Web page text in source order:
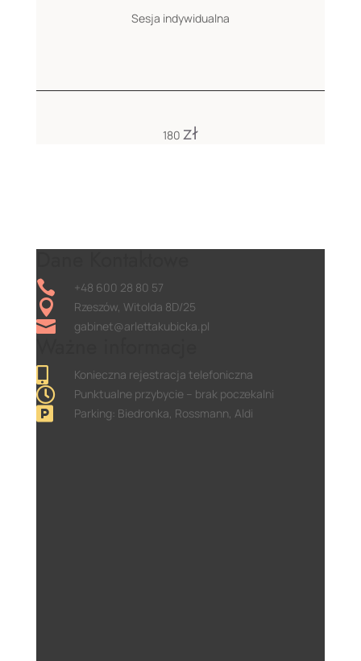
Sesja indywidualna
180 zł
Dane Kontaktowe
 +48 600 28 80 57
 Rzeszów, Witolda 8D/25
 gabinet@arlettakubicka.pl
Konieczna rejestracja telefoniczna
 Punktualne przybycie – brak poczekalni
 Parking: Biedronka, Rossmann, Aldi